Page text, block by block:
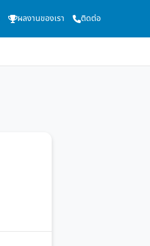
ผลงานของเรา ติดต่อ